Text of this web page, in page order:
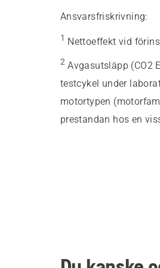
Ansvarsfriskrivning:
1 Nettoeffekt vid
2 Avgasutsläpp (CO2
testcykel under
motortypen
prestandan hos en